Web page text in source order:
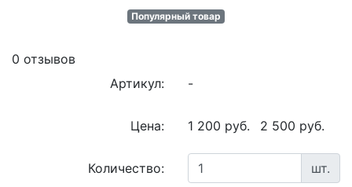
Популярный товар
0 отзывов
Артикул:
-
Цена: 1 200 руб. 2 500 руб.
Количество: шт.